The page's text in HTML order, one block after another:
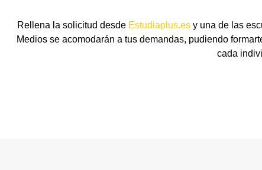
Rellena la solicitud desde Estudiaplus.es y una de las
Medios se acomodarán a tus demandas, pudiendo
cada